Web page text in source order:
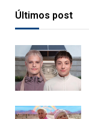
Últimos post